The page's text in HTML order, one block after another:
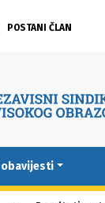
POSTANI ČLAN